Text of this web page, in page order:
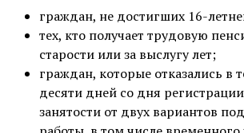
граждан, не достигших 16-
тех, кто получает трудовую
старости или за выслугу лет;
граждан, которые отказались в
десяти дней со дня
занятости от двух вариантов